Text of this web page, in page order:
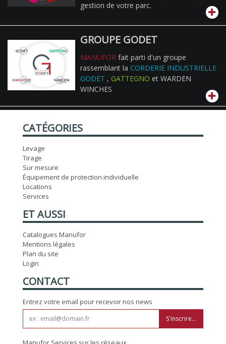
gestion de votre parc.
GROUPE GODET
MANUFORfait parti d'un groupe
rassemblant la CORDERIE INDUSTRIELLE
GODET , GATTEGNO et WARDEN
WINCHES
CATÉGORIES
Levage
Tirage
Sur mesure
Équipement de protection individuelle
Locations
Services
ET AUSSI
Catalogues Manufor
Mentions légales
Plan du site
Login
CONTACT
Entrez votre email pour recevoir nos news
S'inscrire...